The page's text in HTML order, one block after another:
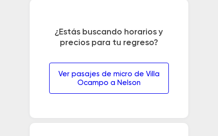
¿Estás buscando horarios y
precios para tu regreso?
Ver pasajes de micro de Villa
Ocampo a Nelson